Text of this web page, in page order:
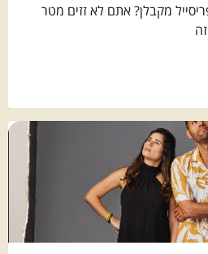
מקבלן? אתם לא זזים מטר